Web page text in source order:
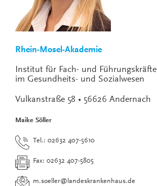
Rhein-Mosel-Akademie
Institut für Fach- und Führungskräfte
im Gesundheits- und Sozialwesen
Vulkanstraße 58 • 56626 Andernach
Maike Söller
Tel.: 02632 407-5610
Fax: 02632 407-5805
m.soeller@landeskrankenhaus.de